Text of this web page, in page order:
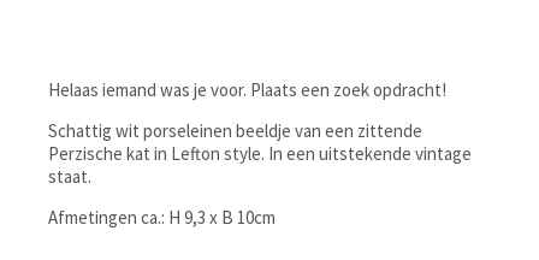
Helaas iemand was je voor. Plaats een zoek opdracht!
Schattig wit porseleinen beeldje van een zittende
Perzische kat in Lefton style. In een uitstekende vintage
staat.
Afmetingen ca.: H 9,3 x B 10cm